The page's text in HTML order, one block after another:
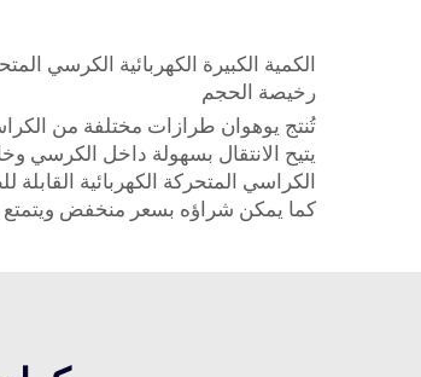
الكمية الكبيرة الكهربائية الكرسي
رخيصة الحجم
تُنتج يوهوان طرازات مختلفة من
يتيح الانتقال بسهولة داخل الكرسي
الكراسي المتحركة الكهربائية
كما يمكن شراؤه بسعر منخفض